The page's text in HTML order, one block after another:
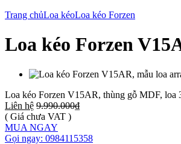
Trang chủLoa kéoLoa kéo Forzen
Loa kéo Forzen
Loa kéo Forzen V15AR, thùng gỗ MDF, loa
Liên hệ 9.990.000₫
( Giá chưa VAT )
MUA NGAY
Gọi ngay: 0984115358